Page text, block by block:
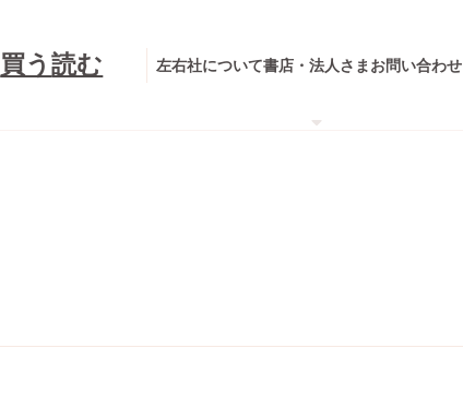
買う読む 左右社について書店・法人さまお問い合わせ